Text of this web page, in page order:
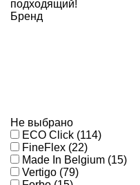
подходящий!
Бренд
Не выбрано
ECO Click (114)
FineFlex (22)
Made In Belgium (15)
Vertigo (79)